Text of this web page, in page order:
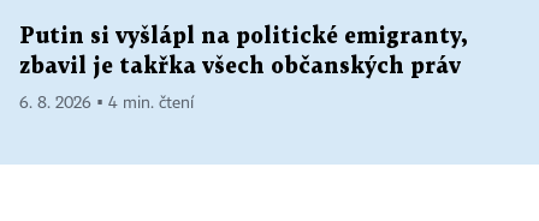
Putin si vyšlápl na politické emigranty,
zbavil je takřka všech občanských práv
6. 8. 2026 ▪ 4 min. čtení